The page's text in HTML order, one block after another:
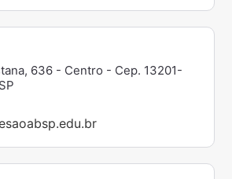
636 - Centro - Cep. 13201-